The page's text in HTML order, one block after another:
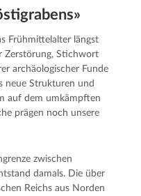
Frühmittelalter längst
Zerstörung, Stichwort
archäologischer Funde
neue Strukturen und
auf dem umkämpften
prägen noch unsere
zwischen
damals. Die über
Reichs aus Norden